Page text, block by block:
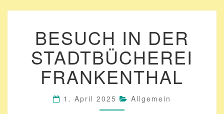
IN
DER
STADTBÜCHEREI
FRANKENTHAL
BESUCH IN DER
STADTBÜCHEREI
FRANKENTHAL
1. April 2025 Allgemein